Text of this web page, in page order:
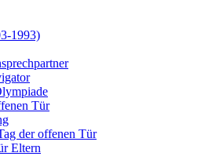
1993)
Tür
der offenen Tür
Eltern